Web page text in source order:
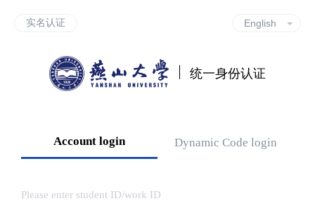
实名认证
统一身份认证
Account login Dynamic Code login